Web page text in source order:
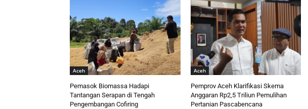
Aceh
Pemasok Biomassa Hadapi
Tantangan Serapan di Tengah
Pengembangan Cofiring
Aceh
Pemprov Aceh Klarifikasi Skema
Anggaran Rp2,5 Triliun Pemulihan
Pertanian Pascabencana